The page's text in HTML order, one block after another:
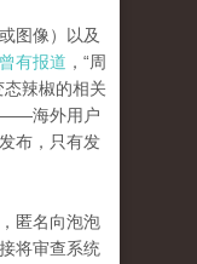
图像）以及
有报道 ，“周
辣椒的相关
——海外用户
布，只有发
匿名向泡泡
将审查系统